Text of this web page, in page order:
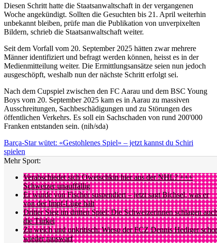
Diesen Schritt hatte die Staatsanwaltschaft in der vergangenen
Woche angekündigt. Sollten die Gesuchten bis 21. April weiterhin
unbekannt bleiben, prüfe man die Publikation von unverpixelten
Bildern, schrieb die Staatsanwaltschaft weiter.
Seit dem Vorfall vom 20. September 2025 hätten zwar mehrere
Männer identifiziert und befragt werden können, heisst es in der
Medienmitteilung weiter. Die Ermittlungsansätze seien nun jedoch
ausgeschöpft, weshalb nun der nächste Schritt erfolgt sei.
Nach dem Cupspiel zwischen den FC Aarau und dem BSC Young
Boys vom 20. September 2025 kam es in Aarau zu massiven
Ausschreitungen, Sachbeschädigungen und zu Störungen des
öffentlichen Verkehrs. Es soll ein Sachschaden von rund 200'000
Franken entstanden sein. (nih/sda)
Barça-Star wütet: «Gestohlenes Spiel» – jetzt kannst du Schiri
spielen
Mehr Sport:
Verabschiedet sich Owetschkin hier aus der NHL? +++
Schweizer unauffällig
Er wurde von Fischer suspendiert – jetzt sagt Bichsel, was er
von der Impf-Lüge hält
Dritter Sieg im dritten Spiel: Die Schweizerinnen schlagen
die Türkei
Zu weich und unkritisch: Wieso der FCZ Dennis Hediger
wieder rauswarf